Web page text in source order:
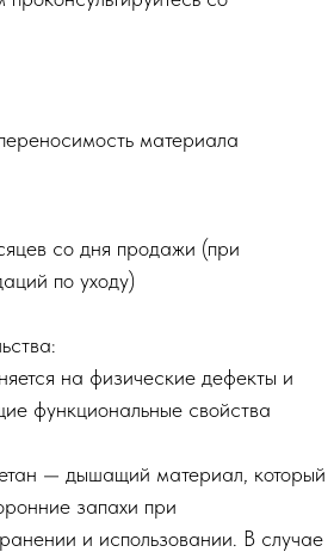
материала
со дня продажи (при
по уходу)
на физические дефекты и
функциональные свойства
— дышащий материал, который
запахи при
и использовании. В случае